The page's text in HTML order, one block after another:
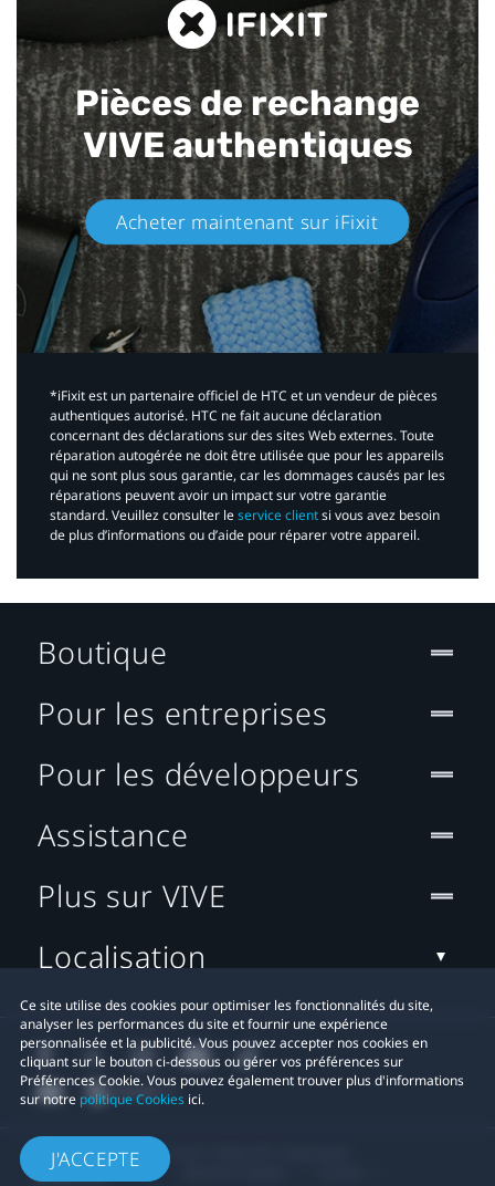
Pièces de rechange
VIVE authentiques​
Acheter maintenant sur iFixit​
*iFixit est un partenaire officiel de HTC et un vendeur de pièces
authentiques autorisé. HTC ne fait aucune déclaration
concernant des déclarations sur des sites Web externes. Toute
réparation autogérée ne doit être utilisée que pour les appareils
qui ne sont plus sous garantie, car les dommages causés par les
réparations peuvent avoir un impact sur votre garantie
standard. Veuillez consulter leservice clientsi vous avez besoin
de plus d’informations ou d’aide pour réparer votre appareil.​
Ce site utilise des cookies pour optimiser les fonctionnalités du site,
analyser les performances du site et fournir une expérience
personnalisée et la publicité. Vous pouvez accepter nos cookies en
cliquant sur le bouton ci-dessous ou gérer vos préférences sur
Préférences Cookie. Vous pouvez également trouver plus d'informations
sur notre politique Cookies ici.
J'ACCEPTE
Boutique
Pour les entreprises
Pour les développeurs
Assistance
Plus sur VIVE
Localisation
© 2011-2026 HTC Corporation